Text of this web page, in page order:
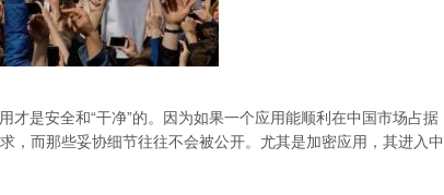
才是安全和“干净”的。因为如果一个应用能顺利在中国市场占据
，而那些妥协细节往往不会被公开。尤其是加密应用，其进入中